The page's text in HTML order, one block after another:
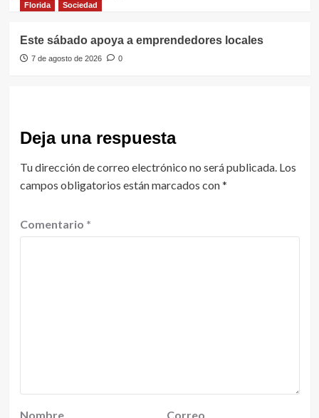
Florida
Sociedad
Este sábado apoya a emprendedores locales
7 de agosto de 2026 0
Deja una respuesta
Tu dirección de correo electrónico no será publicada. Los
campos obligatorios están marcados con*
Comentario *
Nombre Correo